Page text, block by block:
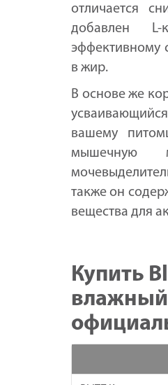
отличается
добавлен L-
эффективному
в жир.
В основе же
вашему
мышечную
также он
вещества для
Купить
влажный